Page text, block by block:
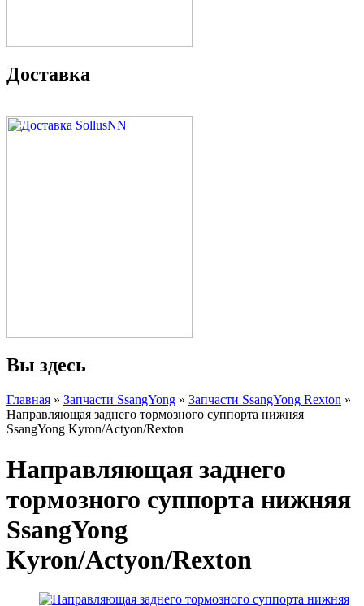
Доставка
Вы здесь
Главная » Запчасти SsangYong » Запчасти SsangYong Rexton »
Направляющая заднего тормозного суппорта нижняя
SsangYong Kyron/Actyon/Rexton
Направляющая заднего
тормозного суппорта нижняя
SsangYong
Kyron/Actyon/Rexton